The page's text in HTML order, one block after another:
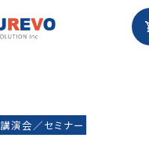
講演会／セミナー